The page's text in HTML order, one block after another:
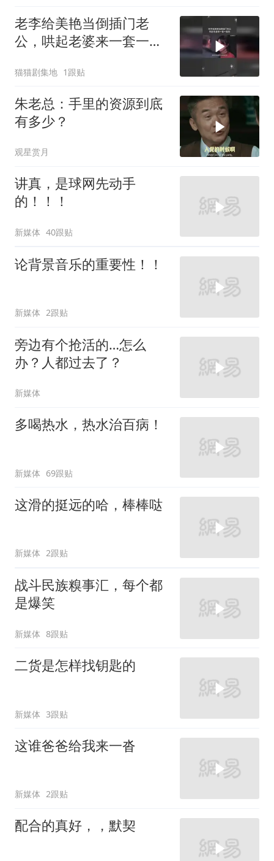
老李给美艳当倒插门老
公，哄起老婆来一套一套
猫猫剧集地 1跟贴
朱老总：手里的资源到底
有多少？
观星赏月
讲真，是球网先动手
的！！！
新媒体 40跟贴
论背景音乐的重要性！！
新媒体 2跟贴
旁边有个抢活的…怎么
办？人都过去了？
新媒体
多喝热水，热水治百病！
新媒体 69跟贴
这滑的挺远的哈，棒棒哒
新媒体 2跟贴
战斗民族糗事汇，每个都
是爆笑
新媒体 8跟贴
二货是怎样找钥匙的
新媒体 3跟贴
这谁爸爸给我来一沓
新媒体 2跟贴
配合的真好，，默契